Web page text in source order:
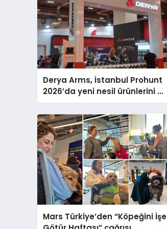
Derya Arms, İstanbul Prohunt
2026’da yeni nesil ürünlerini ve
global marka vizyonunu
sergiledi
Mars Türkiye’den “Köpeğini İşe